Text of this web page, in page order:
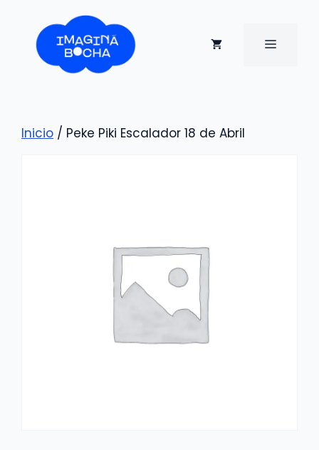
contenido
MENÚ
Inicio / Peke Piki Escalador 18 de Abril